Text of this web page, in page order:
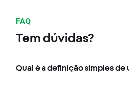
FAQ
Tem dúvidas?
Qual é a definição simples de